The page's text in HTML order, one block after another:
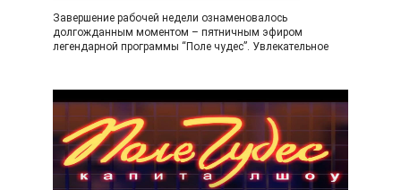
Завершение рабочей недели ознаменовалось
долгожданным моментом – пятничным эфиром
легендарной программы “Поле чудес”. Увлекательное